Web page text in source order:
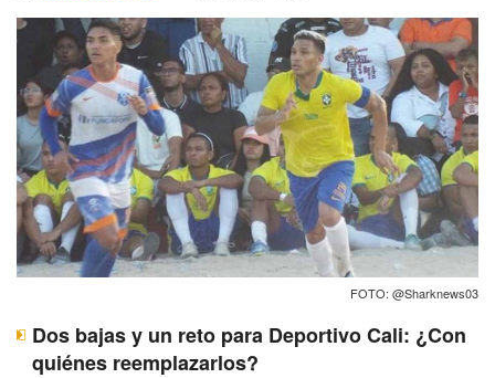
FOTO: @Sharknews03
Dos bajas y un reto para Deportivo Cali: ¿Con
quiénes reemplazarlos?